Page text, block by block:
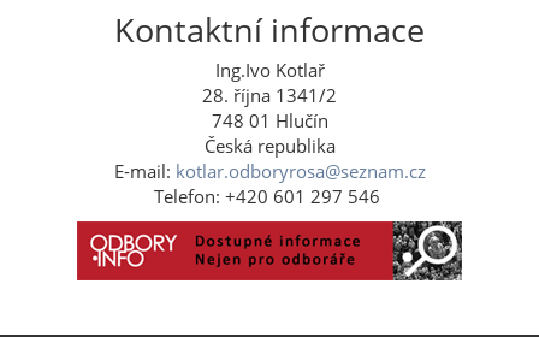
Kontaktní informace
Ing.Ivo Kotlař
28. října 1341/2
748 01 Hlučín
Česká republika
E-mail: kotlar.odboryrosa@seznam.cz
Telefon: +420 601 297 546